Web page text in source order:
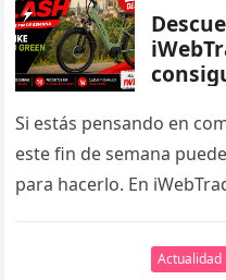
Green
Si estás pensando en
este fin de semana
para hacerlo. En
Actualidad